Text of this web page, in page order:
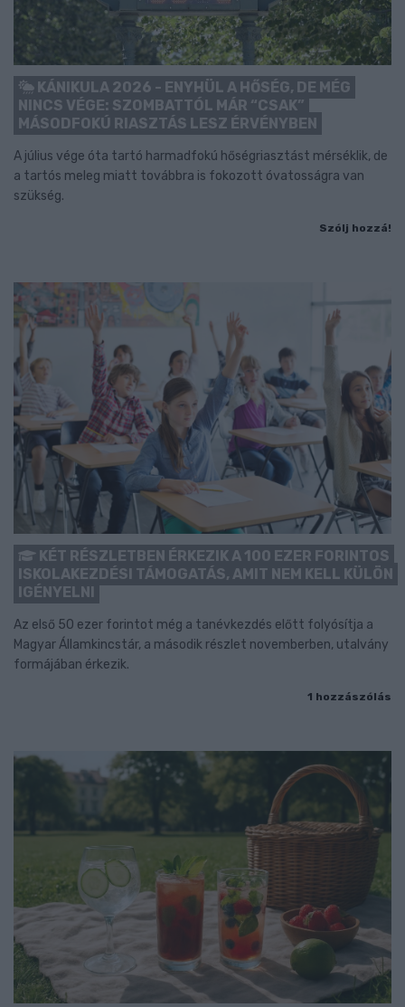
KÁNIKULA 2026 - ENYHÜL A HŐSÉG, DE MÉG
NINCS VÉGE: SZOMBATTÓL MÁR “CSAK”
MÁSODFOKÚ RIASZTÁS LESZ ÉRVÉNYBEN
A július vége óta tartó harmadfokú hőségriasztást mérséklik, de
a tartós meleg miatt továbbra is fokozott óvatosságra van
szükség.
Szólj hozzá!
KÉT RÉSZLETBEN ÉRKEZIK A 100 EZER FORINTOS
ISKOLAKEZDÉSI TÁMOGATÁS, AMIT NEM KELL KÜLÖN
IGÉNYELNI
Az első 50 ezer forintot még a tanévkezdés előtt folyósítja a
Magyar Államkincstár, a második részlet novemberben, utalvány
formájában érkezik.
1 hozzászólás